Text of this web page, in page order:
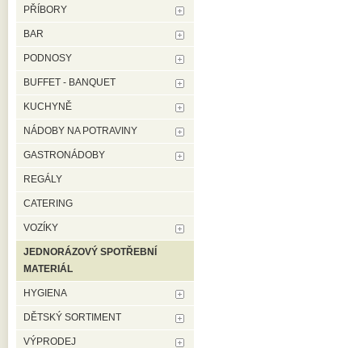
PŘÍBORY
BAR
PODNOSY
BUFFET - BANQUET
KUCHYNĚ
NÁDOBY NA POTRAVINY
GASTRONÁDOBY
REGÁLY
CATERING
VOZÍKY
JEDNORÁZOVÝ SPOTŘEBNÍ
MATERIÁL
HYGIENA
DĚTSKÝ SORTIMENT
VÝPRODEJ